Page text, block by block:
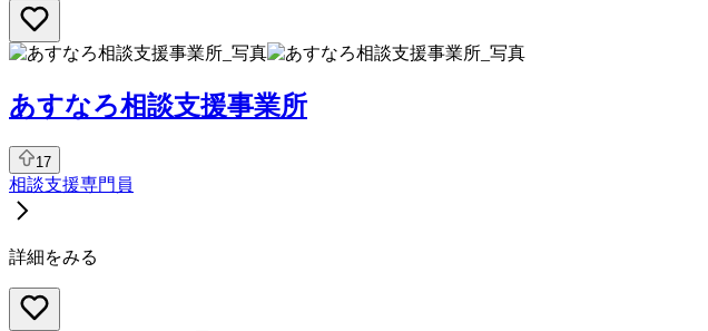
あすなろ相談支援事業所
17
相談支援専門員
詳細をみる